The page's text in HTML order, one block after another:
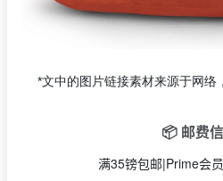
*文中的图片链接素材来源于网
📦 邮费
满35镑包邮|Prime会